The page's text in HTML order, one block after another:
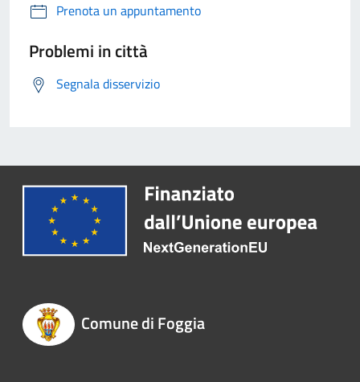
Prenota un appuntamento
Problemi in città
Segnala disservizio
Comune di Foggia